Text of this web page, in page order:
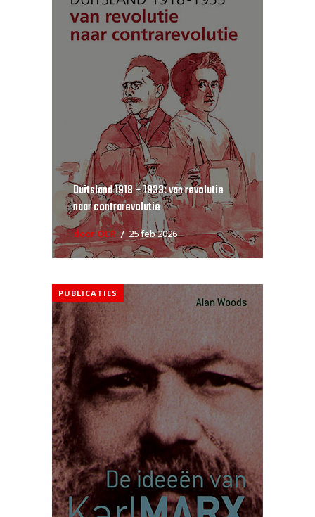
Duitsland 1918 – 1933: van revolutie
naar contrarevolutie
door OCR 25 feb 2026
PUBLICATIES